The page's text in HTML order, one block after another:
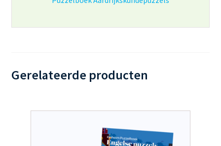
Gerelateerde producten